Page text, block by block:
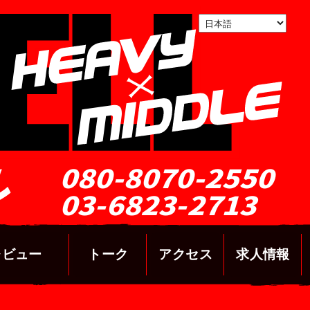
080-8070-2550
03-6823-2713
ュー トーク アクセス 求人情報